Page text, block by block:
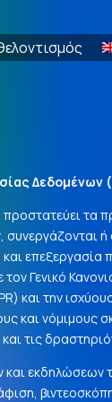
Δεδομένων (
τα
ή
και
Γενικό
) και την
και νόμιμους
και τις
εκδηλώσεων